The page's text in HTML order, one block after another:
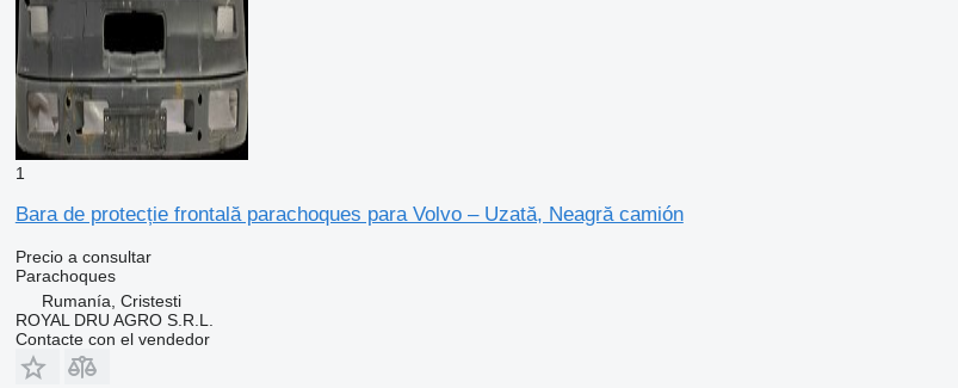
1
Bara de protecție frontală parachoques para Volvo – Uzată, Neagră camión
Precio a consultar
Parachoques
Rumanía, Cristesti
ROYAL DRU AGRO S.R.L.
Contacte con el vendedor